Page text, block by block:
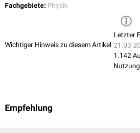
Fachgebiete: Physik
Wichtiger Hinweis zu diesem Artikel
Letzter
1.142
Empfehlung